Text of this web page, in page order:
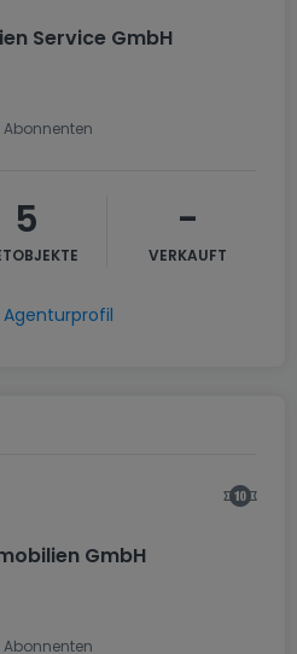
Service GmbH
Abonnenten
5 -
VERKAUFT
Agenturprofil
GmbH
Abonnenten